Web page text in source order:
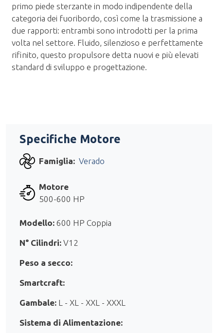
primo piede sterzante in modo indipendente della
categoria dei fuoribordo, così come la trasmissione a
due rapporti: entrambi sono introdotti per la prima
volta nel settore. Fluido, silenzioso e perfettamente
rifinito, questo propulsore detta nuovi e più elevati
standard di sviluppo e progettazione.
Specifiche Motore
Famiglia: Verado
Motore
500-600 HP
Modello: 600 HP Coppia
N° Cilindri: V12
Peso a secco:
Smartcraft:
Gambale: L - XL - XXL - XXXL
Sistema di Alimentazione: